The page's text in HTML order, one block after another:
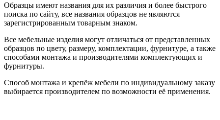
Образцы имеют названия для их различия и более быстрого
поиска по сайту, все названия образцов не являются
зарегистрированным товарным знаком.
Все мебельные изделия могут отличаться от представленных
образцов по цвету, размеру, комплектации, фурнитуре, а также
способами монтажа и производителями комплектующих и
фурнитуры.
Способ монтажа и крепёж мебели по индивидуальному заказу
выбирается производителем по возможности её применения.